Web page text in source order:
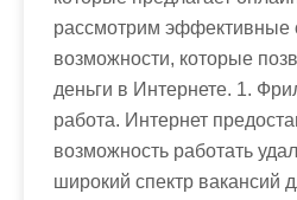
рассмотрим эффективные
возможности, которые
деньги в Интернете. 1.
работа. Интернет
возможность работать
широкий спектр вакансий